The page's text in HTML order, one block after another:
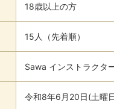
18歳以上の方
15人（先着順）
Sawa インストラクタ
令和8年6月20日(土曜